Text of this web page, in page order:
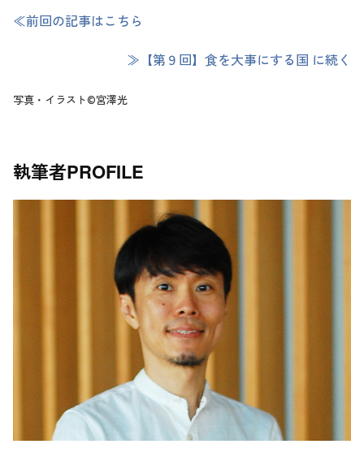
≪前回の記事はこちら
≫【第９回】食を大事にする国 に続く
写真・イラスト©宮澤光
執筆者PROFILE